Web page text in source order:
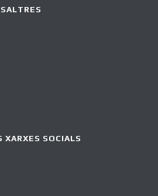
XARXES SOCIALS